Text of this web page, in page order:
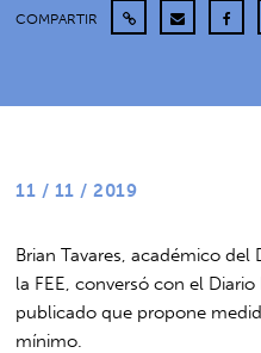
COMPARTIR
11 / 11 / 2019
Brian Tavares, académico
la FEE, conversó con el
publicado que propone
mínimo.